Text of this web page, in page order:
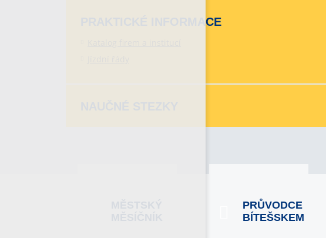
PRAKTICKÉ INFORMACE
PRŮVODCE
BÍTEŠSKEM